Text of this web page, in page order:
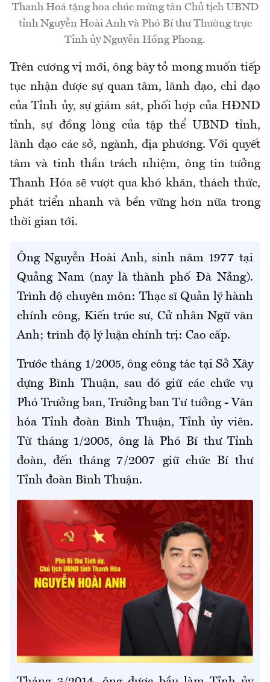
Thanh Hoá tặng hoa chúc mừng tân Chủ tịch UBND
tỉnh Nguyễn Hoài Anh và Phó Bí thư Thường trực
Tỉnh ủy Nguyễn Hồng Phong.
Trên cương vị mới, ông bày tỏ mong muốn tiếp
tục nhận được sự quan tâm, lãnh đạo, chỉ đạo
của Tỉnh ủy, sự giám sát, phối hợp của HĐND
tỉnh, sự đồng lòng của tập thể UBND tỉnh,
lãnh đạo các sở, ngành, địa phương. Với quyết
tâm và tinh thần trách nhiệm, ông tin tưởng
Thanh Hóa sẽ vượt qua khó khăn, thách thức,
phát triển nhanh và bền vững hơn nữa trong
thời gian tới.
Ông Nguyễn Hoài Anh, sinh năm 1977 tại
Quảng Nam (nay là thành phố Đà Nẵng).
Trình độ chuyên môn: Thạc sĩ Quản lý hành
chính công, Kiến trúc sư, Cử nhân Ngữ văn
Anh; trình độ lý luận chính trị: Cao cấp.
Trước tháng 1/2005, ông công tác tại Sở Xây
dựng Bình Thuận, sau đó giữ các chức vụ
Phó Trưởng ban, Trưởng ban Tư tưởng - Văn
hóa Tỉnh đoàn Bình Thuận, Tỉnh ủy viên.
Từ tháng 1/2005, ông là Phó Bí thư Tỉnh
đoàn, đến tháng 7/2007 giữ chức Bí thư
Tỉnh đoàn Bình Thuận.